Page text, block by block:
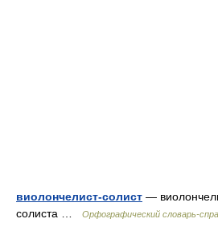
виолончелист-солист —
солиста …
Орфографический словарь-